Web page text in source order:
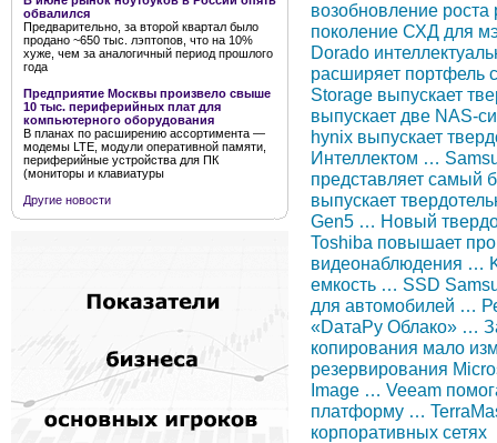
обвалился
Предварительно, за второй квартал было
продано ~650 тыс. лэптопов, что на 10%
хуже, чем за аналогичный период прошлого
года
Предприятие Москвы произвело свыше
10 тыс. периферийных плат для
компьютерного оборудования
В планах по расширению ассортимента —
модемы LTE, модули оперативной памяти,
периферийные устройства для ПК
(мониторы и клавиатуры
Другие новости
возобновление
поколение СХД для
Dorado
расширяет портфель
Storage выпускает
выпускает две NAS-
hynix выпускает
Интеллектом …
представляет самый
выпускает
Gen5 … Новый
Toshiba повышает
видеонаблюдения …
емкость … SSD
для автомобилей …
«DатаРу Облако» …
копирования мало
резервирования
Image … Veeam
платформу …
корпоративных сетях